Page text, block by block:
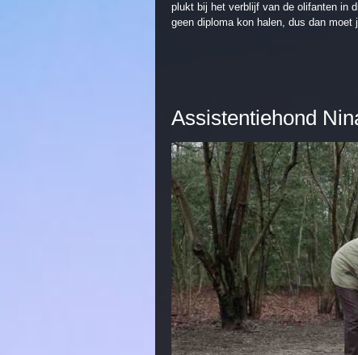
plukt bij het verblijf van de olifanten in
geen diploma kon halen, dus dan
Assistentiehond